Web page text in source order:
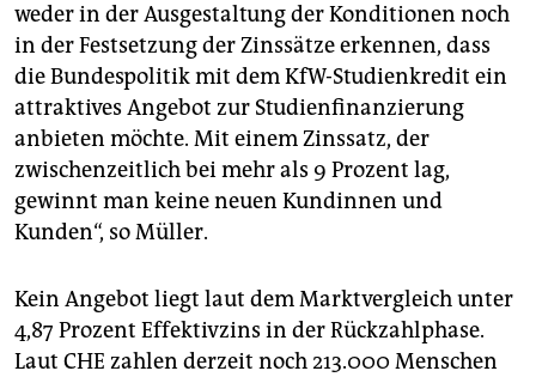
weder in der Ausgestaltung der Konditionen noch
in der Festsetzung der Zinssätze erkennen, dass
die Bundespolitik mit dem KfW-Studienkredit ein
attraktives Angebot zur Studienfinanzierung
anbieten möchte. Mit einem Zinssatz, der
zwischenzeitlich bei mehr als 9 Prozent lag,
gewinnt man keine neuen Kundinnen und
Kunden“, so Müller.
Kein Angebot liegt laut dem Marktvergleich unter
4,87 Prozent Effektivzins in der Rückzahlphase.
Laut CHE zahlen derzeit noch 213.000 Menschen